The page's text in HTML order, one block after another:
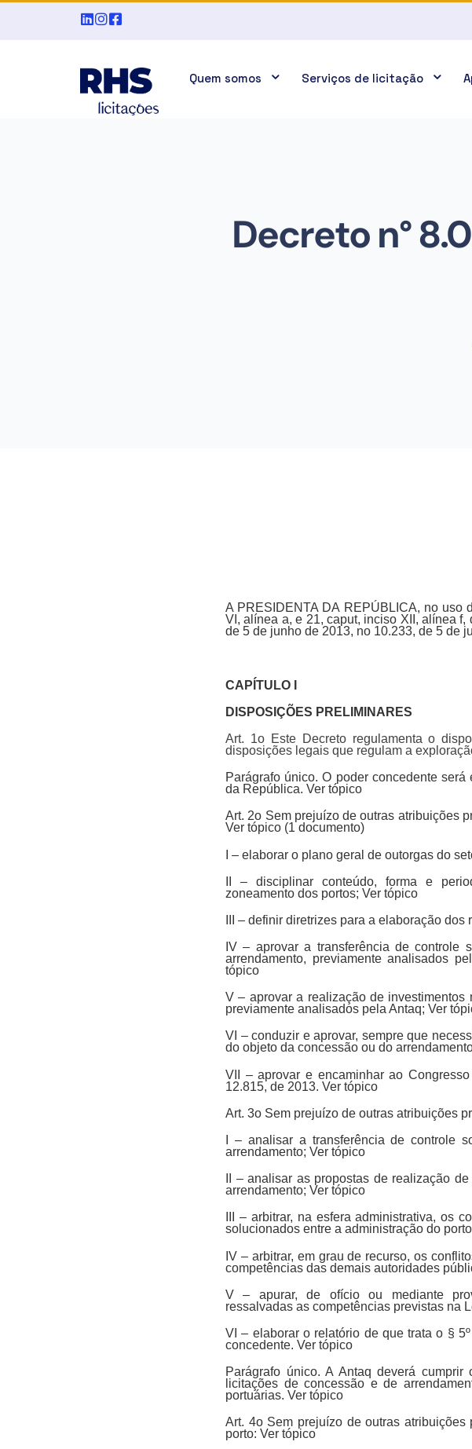
Quem somos Serviços de licitação
Decreto n°
A PRESIDENTA DA REPÚBLICA, no uso
VI, alínea a, e 21, caput, inciso XII, alínea
de 5 de junho de 2013, no 10.233, de 5 de
CAPÍTULO I
DISPOSIÇÕES PRELIMINARES
Art. 1o Este Decreto regulamenta o
disposições legais que regulam a
Parágrafo único. O poder concedente
da República. Ver tópico
Art. 2o Sem prejuízo de outras atribuições
Ver tópico (1 documento)
I – elaborar o plano geral de outorgas do
II – disciplinar conteúdo, forma e
zoneamento dos portos; Ver tópico
III – definir diretrizes para a elaboração
IV – aprovar a transferência de controle
arrendamento, previamente analisados
tópico
V – aprovar a realização de investimentos
previamente analisados pela Antaq; Ver
VI – conduzir e aprovar, sempre que
do objeto da concessão ou do
VII – aprovar e encaminhar ao
12.815, de 2013. Ver tópico
Art. 3o Sem prejuízo de outras atribuições
I – analisar a transferência de controle
arrendamento; Ver tópico
II – analisar as propostas de realização
arrendamento; Ver tópico
III – arbitrar, na esfera administrativa, os
solucionados entre a administração do
IV – arbitrar, em grau de recurso, os
competências das demais autoridades
V – apurar, de ofício ou mediante
ressalvadas as competências previstas na
VI – elaborar o relatório de que trata o §
concedente. Ver tópico
Parágrafo único. A Antaq deverá
licitações de concessão e de
portuárias. Ver tópico
Art. 4o Sem prejuízo de outras
porto: Ver tópico